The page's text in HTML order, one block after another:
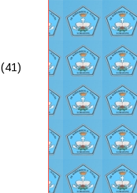
(41)